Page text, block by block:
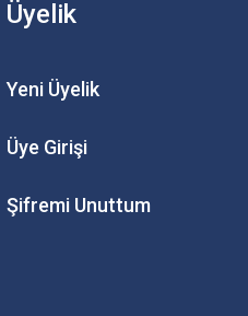
Üyelik
Yeni Üyelik
Üye Girişi
Şifremi Unuttum